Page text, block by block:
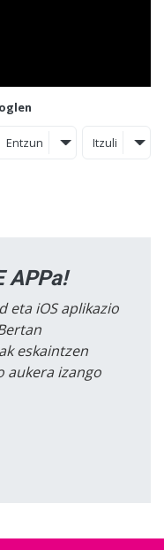
Entzun Itzuli
APPa!
eta iOS aplikazio
eskaintzen
aukera izango